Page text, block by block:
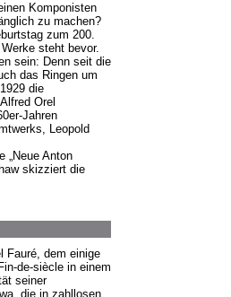
Komponisten
zu machen?
zum 200.
steht bevor.
sein: Denn seit die
das Ringen um
die
Orel
Jahren
Leopold
„Neue Anton
skizziert die
Fauré, dem einige
de-siècle in einem
seiner
die in zahllosen